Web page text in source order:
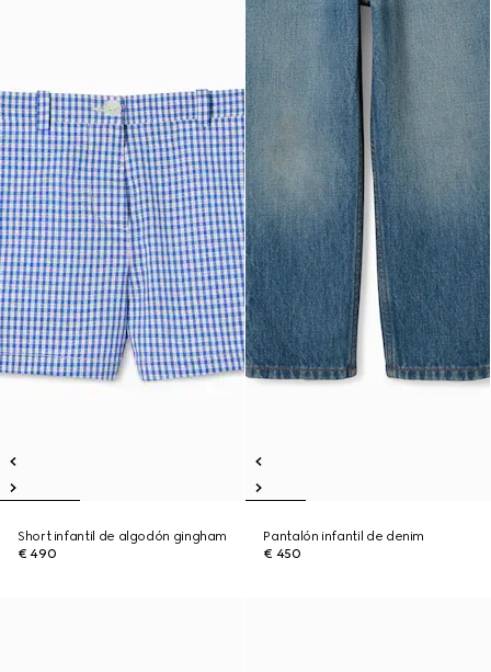
Short infantil de algodón gingham
€ 490
Pantalón infantil de denim
€ 450